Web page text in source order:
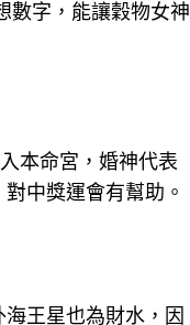
數字，能讓穀物女神
本命宮，婚神代表
中獎運會有幫助。
王星也為財水，因